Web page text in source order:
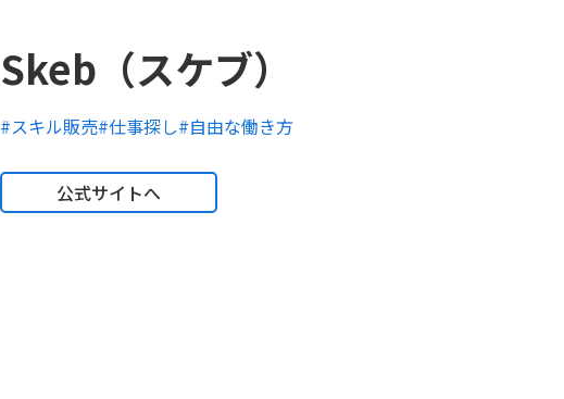
Skeb（スケブ）
#スキル販売#仕事探し#自由な働き方
公式サイトへ